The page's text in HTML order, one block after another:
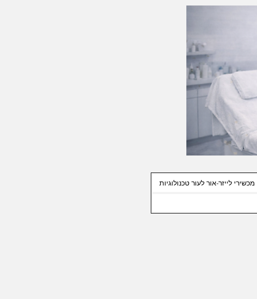
מכשירי לייזר-אור לעור טכנולוגיות